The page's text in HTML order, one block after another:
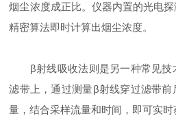
烟尘浓度成正比。仪器内置的光电
精密算法即时计算出烟尘浓度。
β射线吸收法则是另一种常见技
滤带上，通过测量β射线穿过滤带
量，结合采样流量和时间，即可实时